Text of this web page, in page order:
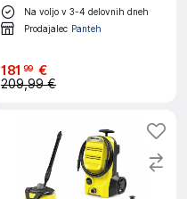
Na voljo v 3-4 delovnih dneh
Prodajalec Panteh
181 99 €
209,99 €